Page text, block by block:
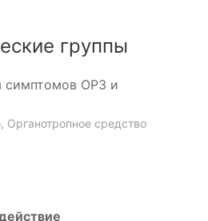
группы
симптомов ОРЗ и
Органотропное средство